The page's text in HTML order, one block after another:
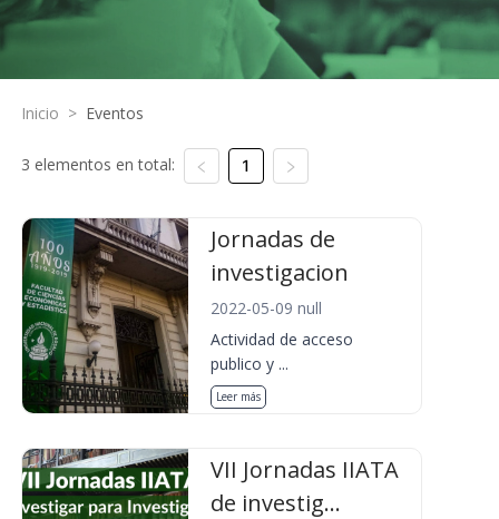
Inicio > Eventos
3 elementos en total: 1
Jornadas de
investigacion
2022-05-09 null
Actividad de acceso
publico y ...
Leer más
VII Jornadas IIATA
de investig...